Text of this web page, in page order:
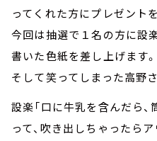
ってくれた方にプレゼント
今回は抽選で１名の方に設
書いた色紙を差し上げます。
そして笑ってしまった高野
設楽「口に牛乳を含んだら
って、吹き出しちゃったら